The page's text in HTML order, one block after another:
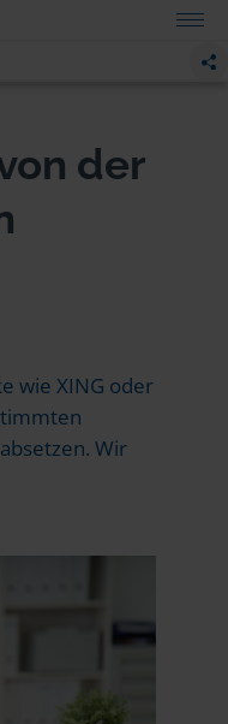
der
wie XING oder
Wir